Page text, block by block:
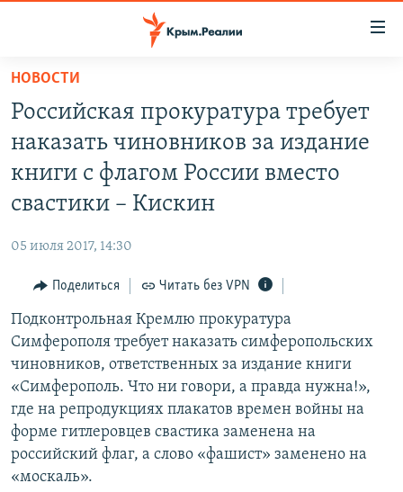
Вернуться
основному
содержанию
главной
Вернутся
поиску
КАРТА ВОЕННЫХ ОБЪЕКТОВ КРЫМА
ИНФОГРАФИКА
ТЕЛЕПРОЕКТ КРЫМ.РЕАЛИИ
СОВЕТЫ ПРАВОЗАЩИТНИКОВ
ПРОПАВШИЕ БЕЗ ВЕСТИ
ПОБЕДИТЕЛЕЙ НЕ СУДЯТ?
КРЫМ.НЕПОКОРЕННЫЙ
ELIFBE
РАДІО СВОБОДА
КАК ОБОЙТИ БЛОКИРОВКУ
Українською
Qırımtatar
ПРИСОЕДИНЯЙТЕСЬ!
НОВОСТИ
Российская прокуратура требует
наказать чиновников за издание
книги с флагом России вместо
свастики – Кискин
05 июля 2017, 14:30
Поделиться Читать без VPN
Подконтрольная Кремлю прокуратура
Симферополя требует наказать симферопольских
чиновников, ответственных за издание книги
«Симферополь. Что ни говори, а правда нужна!»,
где на репродукциях плакатов времен войны на
форме гитлеровцев свастика заменена на
российский флаг, а слово «фашист» заменено на
«москаль».